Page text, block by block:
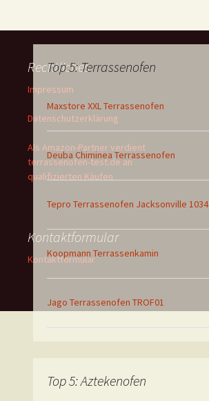
Top 5: Terrassenofen
Maxstore XXL Terrassenofen
Deuba Chiminea Terrassenofen
Tepro Terrassenofen Jacksonville 1034
Koopmann Terrassenkamin
Jago Terrassenofen TROF01
Top 5: Aztekenofen
Rechtliches
Impressum
Datenschutzerklärung
Als Amazon-Partner verdient
terrassenofen-test.de an
qualifizierten Käufen
Kontaktformular
Kontaktformular